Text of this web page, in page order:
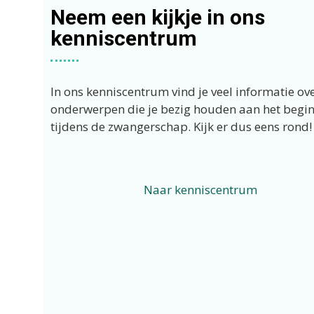
Neem een kijkje in ons
kenniscentrum
In ons kenniscentrum vind je veel informatie
onderwerpen die je bezig houden aan het
tijdens de zwangerschap. Kijk er dus eens rond!
Naar kenniscentrum